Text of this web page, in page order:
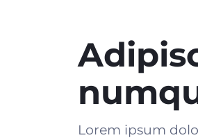
Lorem ipsum